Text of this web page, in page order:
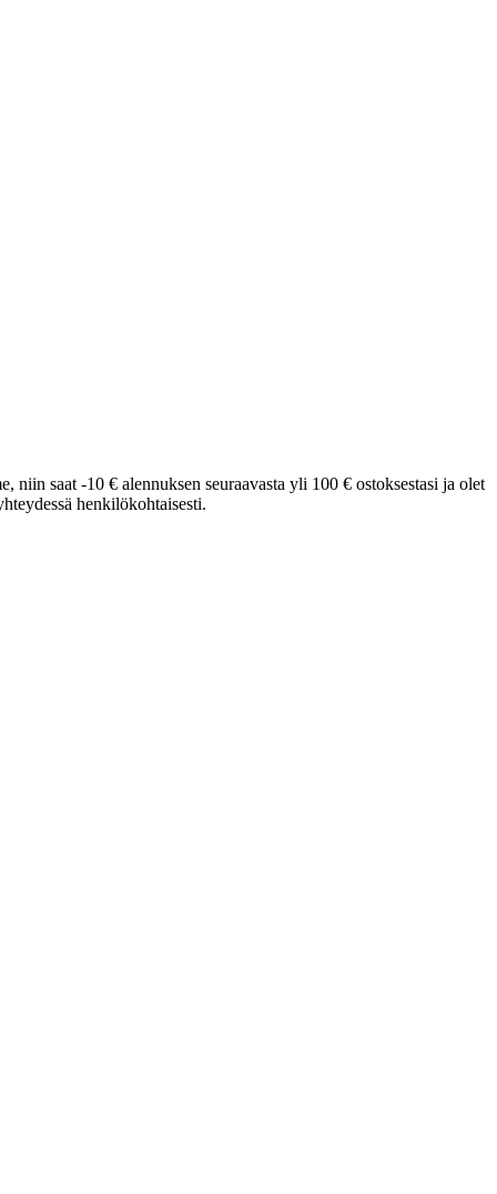
niin saat -10 € alennuksen seuraavasta yli 100 € ostoksestasi ja olet
henkilökohtaisesti.